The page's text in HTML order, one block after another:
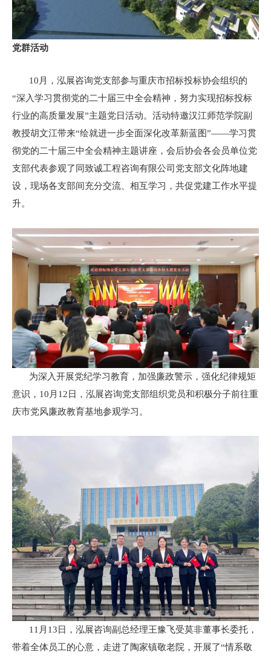
党群活动
10月，泓展咨询党支部参与重庆市招标投标协会组织的
“深入学习贯彻党的二十届三中全会精神，努力实现招标投标
行业的高质量发展”主题党日活动。活动特邀汉江师范学院副
教授胡文江带来“绘就进一步全面深化改革新蓝图”——学习贯
彻党的二十届三中全会精神主题讲座，会后协会各会员单位党
支部代表参观了同致诚工程咨询有限公司党支部文化阵地建
设，现场各支部间充分交流、相互学习，共促党建工作水平提
升。
为深入开展党纪学习教育，加强廉政警示，强化纪律规矩
意识，10月12日，泓展咨询党支部组织党员和积极分子前往重
庆市党风廉政教育基地参观学习。
11月13日，泓展咨询副总经理王豫飞受莫非董事长委托，
带着全体员工的心意，走进了陶家镇敬老院，开展了“情系敬